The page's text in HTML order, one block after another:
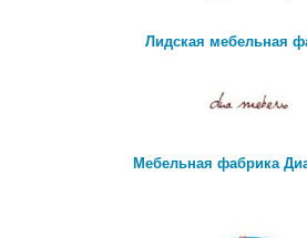
Лидская мебельная
Мебельная фабрика